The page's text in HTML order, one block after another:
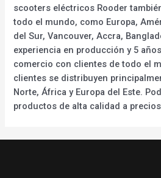
scooters eléctricos Rooder
todo el mundo, como Europa,
del Sur, Vancouver, Accra,
experiencia en producción y 5
comercio con clientes de todo el
clientes se distribuyen
Norte, África y Europa del Este.
productos de alta calidad a